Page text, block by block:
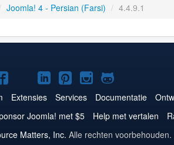
Joomla! 4 - Persian (Farsi) / 4.4.9.1
Joomla!
op
Facebook
Joomla!
op
YouTube
Joomla!
op
LinkedIn
Joomla!
op
Pinterest
Joomla!
op
Instagram
Joomla!
op
GitHub
Extensies Services Documentatie
Joomla! met $5 Help met vertalen
Matters, Inc. Alle rechten voorbehouden.